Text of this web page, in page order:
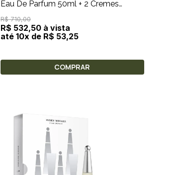
Eau De Parfum 50ml + 2 Cremes
R$ 710,00
R$ 532,50 à vista
até 10x de R$ 53,25
COMPRAR